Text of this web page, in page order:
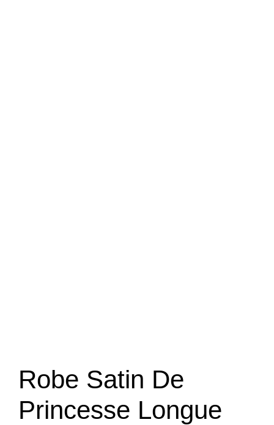
Robe Satin De
Princesse Longue